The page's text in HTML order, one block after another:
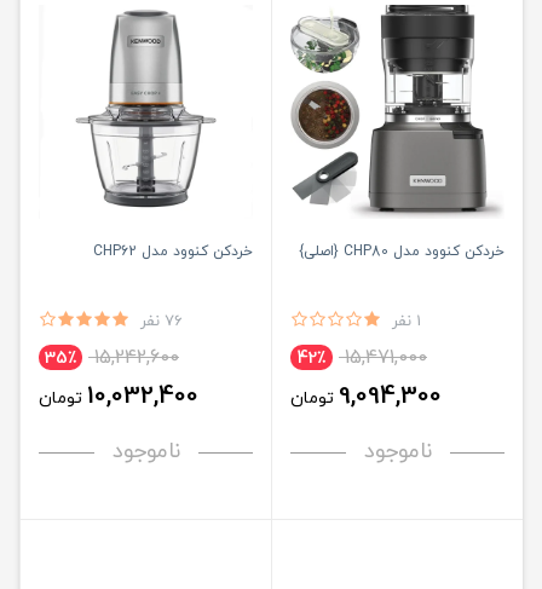
خردکن کنوود مدل CHP80 {اصلی}
1 نفر
15,471,000 42٪
9,094,300 تومان
ناموجود
خردکن کنوود مدل CHP62
76 نفر
15,242,600 35٪
10,032,400 تومان
ناموجود